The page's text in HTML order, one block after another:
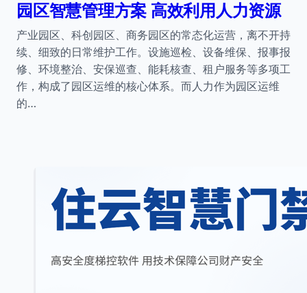
园区智慧管理方案 高效利用人力资源
产业园区、科创园区、商务园区的常态化运营，离不开持
续、细致的日常维护工作。设施巡检、设备维保、报事报
修、环境整治、安保巡查、能耗核查、租户服务等多项工
作，构成了园区运维的核心体系。而人力作为园区运维
的…